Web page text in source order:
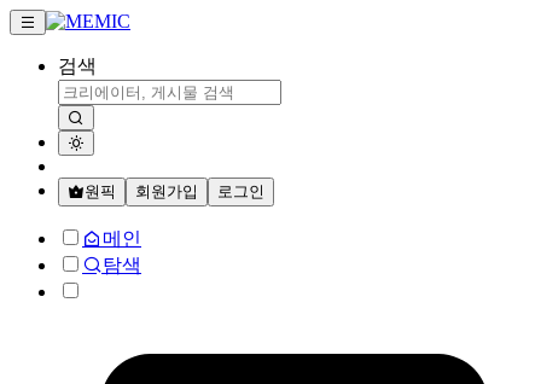
검색
원픽 회원가입 로그인
메인
탐색